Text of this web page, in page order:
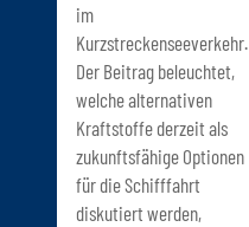
im
Kurzstreckenseeverkehr.
Der Beitrag beleuchtet,
welche alternativen
Kraftstoffe derzeit als
zukunftsfähige Optionen
für die Schifffahrt
diskutiert werden,